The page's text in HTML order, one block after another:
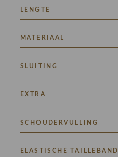
LENGTE
MATERIAAL
STRETCH
STRETCH DENIM
SLUITING
RITSSLUITING
EXTRA
SMOCK DETAIL
SCHOUDERVULLING
ELASTISCHE TAILLEBAND